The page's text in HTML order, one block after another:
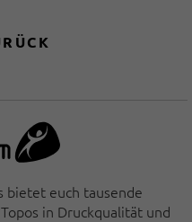
bietet euch tausende
in Druckqualität und